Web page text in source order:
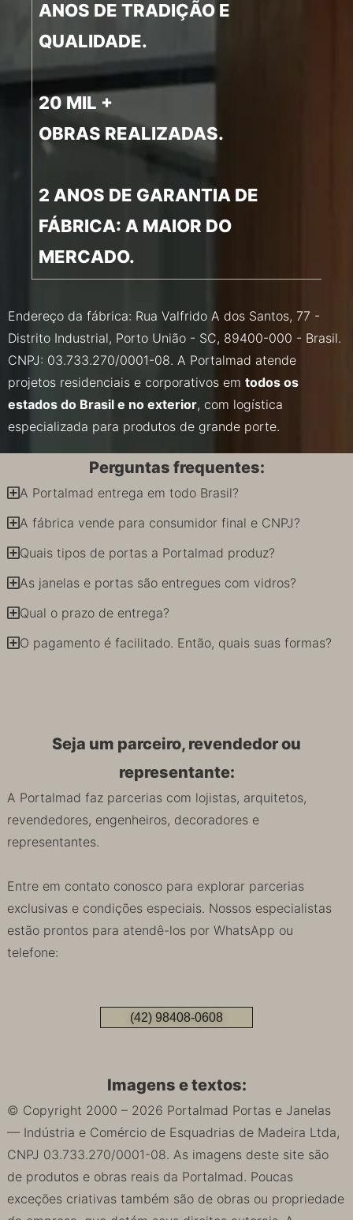
ANOS DE TRADIÇÃO E
QUALIDADE.
20 MIL +
OBRAS REALIZADAS.
2 ANOS DE GARANTIA DE
FÁBRICA: A MAIOR DO
MERCADO.
Endereço da fábrica: Rua Valfrido A dos Santos, 77 -
Distrito Industrial, Porto União - SC, 89400-000 - Brasil.
CNPJ: 03.733.270/0001-08. A Portalmad atende
projetos residenciais e corporativos em todos os
estados do Brasil e no exterior, com logística
especializada para produtos de grande porte.
Perguntas frequentes:
A Portalmad entrega em todo Brasil?
A fábrica vende para consumidor final e CNPJ?
Quais tipos de portas a Portalmad produz?
As janelas e portas são entregues com vidros?
Qual o prazo de entrega?
O pagamento é facilitado. Então, quais suas formas?
Seja um parceiro, revendedor ou
representante:
A Portalmad faz parcerias com lojistas, arquitetos,
revendedores, engenheiros, decoradores e
representantes.
Entre em contato conosco para explorar parcerias
exclusivas e condições especiais. Nossos especialistas
estão prontos para atendê-los por WhatsApp ou
telefone:
(42) 98408-0608
Imagens e textos:
© Copyright 2000 – 2026 Portalmad Portas e Janelas
— Indústria e Comércio de Esquadrias de Madeira Ltda,
CNPJ 03.733.270/0001-08. As imagens deste site são
de produtos e obras reais da Portalmad. Poucas
exceções criativas também são de obras ou propriedade